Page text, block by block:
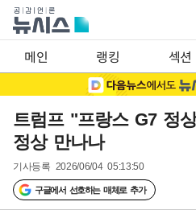
메인 랭킹 섹션
트럼프 "프랑스 G7 정
정상 만나나
기사등록 2026/06/04 05:13:50
구글에서 선호하는 매체로 추가